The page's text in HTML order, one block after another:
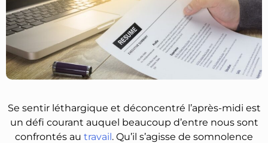
Se sentir léthargique et déconcentré l’après-midi est
un défi courant auquel beaucoup d’entre nous sont
confrontés au travail. Qu’il s’agisse de somnolence